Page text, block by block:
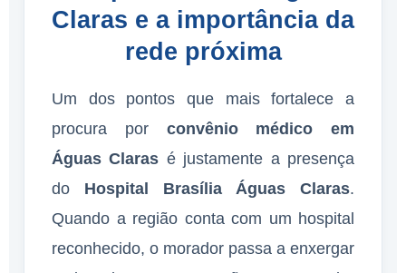
Claras e a importância da
rede próxima
Um dos pontos que mais fortalece a
procura por convênio médico em
Águas Claras é justamente a presença
do Hospital Brasília Águas Claras.
Quando a região conta com um hospital
reconhecido, o morador passa a enxergar